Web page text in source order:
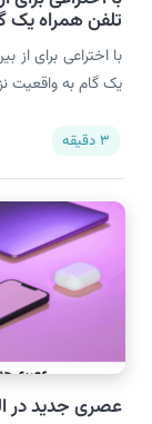
تلفن همراه یک
با اختراعی برای از
یک گام به واقعیت
3 دقیقه
عصری جدید در